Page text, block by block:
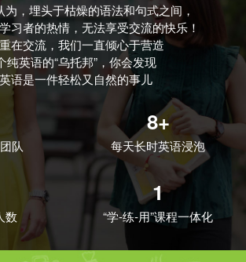
为，埋头于枯燥的语法和句式之间，
习者的热情，无法享受交流的快乐！
在交流，我们一直倾心于营造
纯英语的“乌托邦”，你会发现
语是一件轻松又自然的事儿
队
8+
每天长时英语浸泡
数
1
“学-练-用”课程一体化